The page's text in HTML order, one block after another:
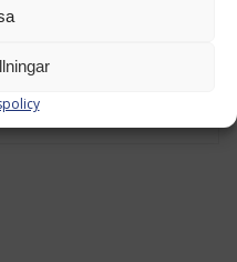
€/mån